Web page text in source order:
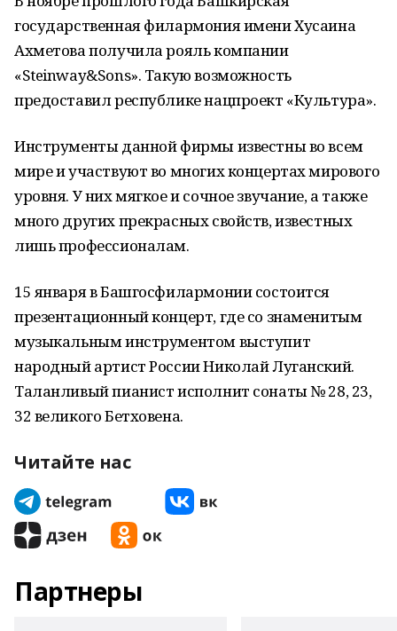
государственная филармония имени Хусаина
Ахметова получила рояль компании
«Steinway&Sons». Такую возможность
предоставил республике нацпроект «Культура».
Инструменты данной фирмы известны во всем
мире и участвуют во многих концертах мирового
уровня. У них мягкое и сочное звучание, а также
много других прекрасных свойств, известных
лишь профессионалам.
15 января в Башгосфилармонии состоится
презентационный концерт, где со знаменитым
музыкальным инструментом выступит
народный артист России Николай Луганский.
Таланливый пианист исполнит сонаты № 28, 23,
32 великого Бетховена.
Читайте нас
Партнеры